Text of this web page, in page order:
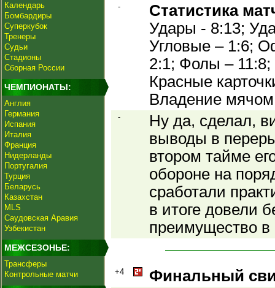
Календарь
Бомбардиры
Суперкубок
Тренеры
Судьи
Стадионы
Сборная России
ЧЕМПИОНАТЫ:
Англия
Германия
Испания
Италия
Франция
Нидерланды
Португалия
Турция
Беларусь
Казахстан
MLS
Саудовская Аравия
Узбекистан
МЕЖСЕЗОНЬЕ:
Трансферы
Контрольные матчи
-
Статистика
Удары - 8:13;
Угловые – 1:6;
2:1; Фолы –
Красные
Владение
-
Ну да, сделал,
выводы в
втором тайме
обороне на
сработали
в итоге довели
преимущество в
+4 Финальный